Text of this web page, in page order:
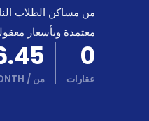
المساعدة
من مساكن الطلاب
معتمدة وبأسعار
0
عقارات من /